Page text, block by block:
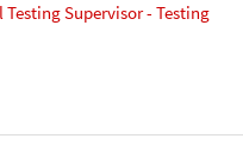
Supervisor - Testing